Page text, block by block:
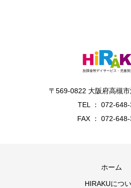
〒569-0822 大阪府高槻
TEL ： 072-
FAX ： 072-
ホーム
HIRAKUにつ